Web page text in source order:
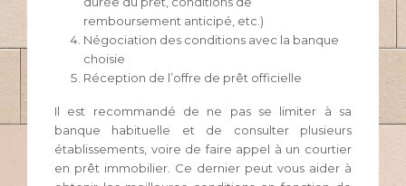
remboursement anticipé, etc.)
Négociation des conditions avec la banque
choisie
Réception de l’offre de prêt officielle
Il est recommandé de ne pas se limiter à sa
banque habituelle et de consulter plusieurs
établissements, voire de faire appel à un courtier
en prêt immobilier. Ce dernier peut vous aider à